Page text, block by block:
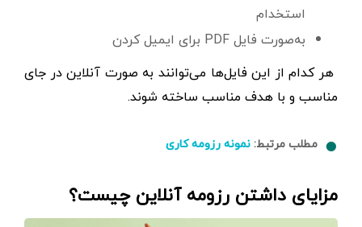
استخدام
به‌صورت فایل PDF برای ایمیل کردن
هر کدام از این فایل‌ها می‌توانند به صورت آنلاین در جای
مناسب و با هدف مناسب ساخته شوند.
مطلب مرتبط: نمونه رزومه کاری
مزایای داشتن رزومه آنلاین چیست؟